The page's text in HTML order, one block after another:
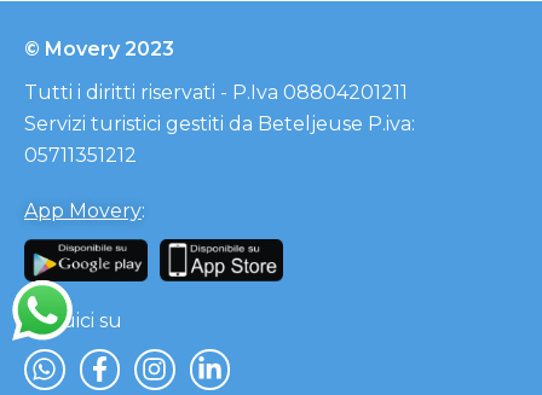
© Movery 2023
Tutti i diritti riservati - P.Iva 08804201211
Servizi turistici gestiti da Beteljeuse P.iva:
05711351212
App Movery:
Seguici su